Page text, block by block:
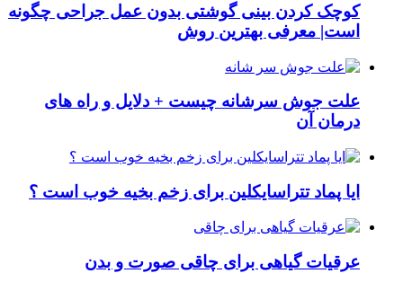
کوچک کردن بینی گوشتی بدون عمل جراحی چگونه
است| معرفی بهترین روش
علت جوش سرشانه چیست + دلایل و راه های
درمان آن
ایا پماد تتراسایکلین برای زخم بخیه خوب است ؟
عرقیات گیاهی برای چاقی صورت و بدن